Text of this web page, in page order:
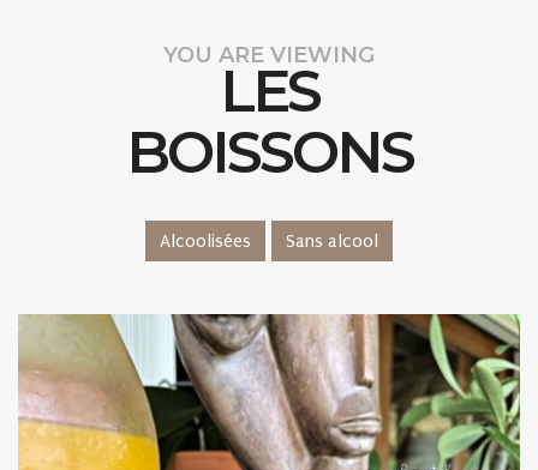
YOU ARE VIEWING
LES
BOISSONS
Alcoolisées Sans alcool